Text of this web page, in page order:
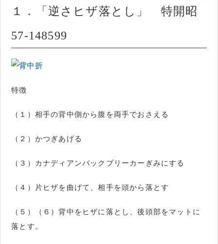
１．「逆さヒザ落とし」 特開昭
57-148599
特徴
（１）相手の背中側から腹を両手でおさえる
（２）かつぎあげる
（３）カナディアンバックブリーカーぎみにする
（４）片ヒザを曲げて、相手を頭から落とす
（５）（６）背中をヒザに落とし、後頭部をマットに
落とす。